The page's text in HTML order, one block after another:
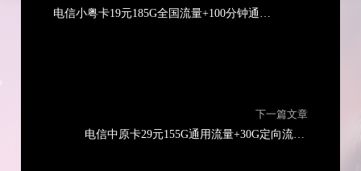
下一篇文章
电信中原卡29元155G通用流量+30G定向流量+无语音功能